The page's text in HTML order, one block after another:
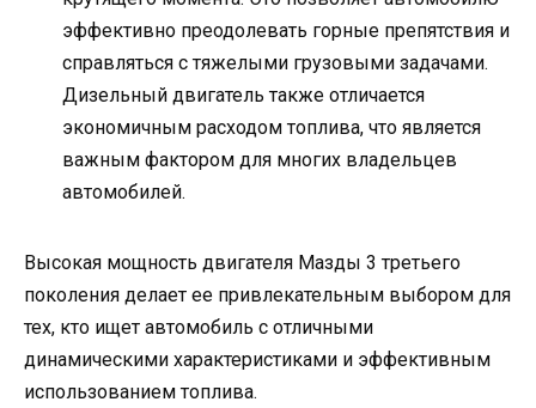
эффективно преодолевать горные препятствия и
справляться с тяжелыми грузовыми задачами.
Дизельный двигатель также отличается
экономичным расходом топлива, что является
важным фактором для многих владельцев
автомобилей.
Высокая мощность двигателя Мазды 3 третьего
поколения делает ее привлекательным выбором для
тех, кто ищет автомобиль с отличными
динамическими характеристиками и эффективным
использованием топлива.